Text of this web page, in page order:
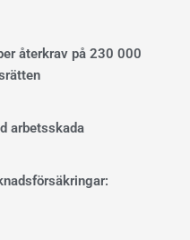
återkrav på 230 000
arbetsskada